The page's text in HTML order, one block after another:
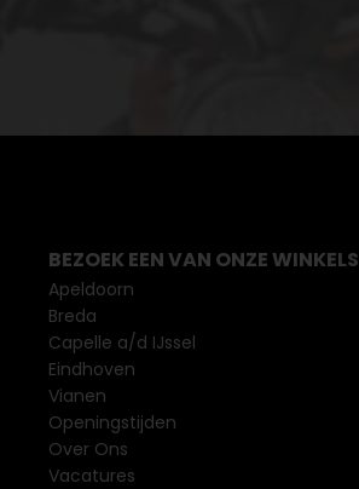
BEZOEK EEN VAN ONZE WINKELS
Apeldoorn
Breda
Capelle a/d IJssel
Eindhoven
Vianen
Openingstijden
Over Ons
Vacatures